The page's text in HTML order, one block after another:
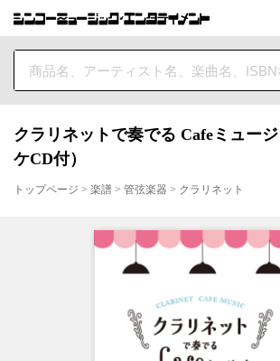
クラリネットで奏でる Cafeミュー
ケCD付）
トップページ > 楽譜 > 管弦楽器 > クラリネット